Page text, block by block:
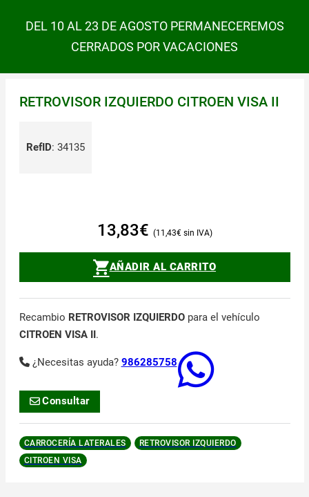
DEL 10 AL 23 DE AGOSTO PERMANECEREMOS
CERRADOS POR VACACIONES
RETROVISOR IZQUIERDO CITROEN VISA II
RefID: 34135
13,83€ 11,43€
AÑADIR AL CARRITO
Recambio RETROVISOR IZQUIERDOpara el vehículo
CITROEN VISA II.
¿Necesitas ayuda? 986285758
Consultar
CARROCERÍA LATERALES
RETROVISOR IZQUIERDO
CITROEN VISA